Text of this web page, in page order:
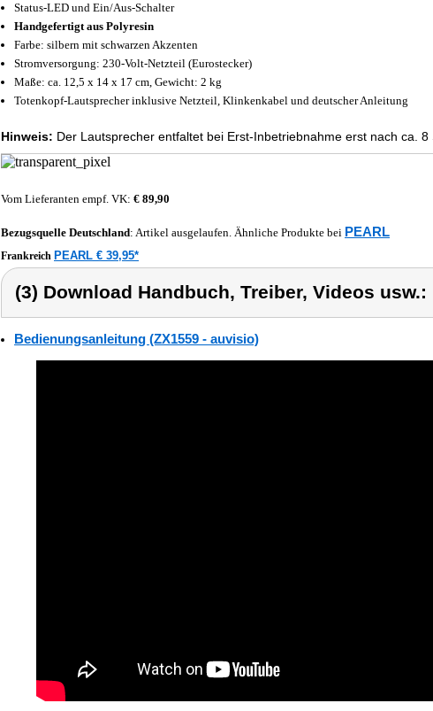
Status-LED und Ein/Aus-Schalter
Handgefertigt aus Polyresin
Farbe: silbern mit schwarzen Akzenten
Stromversorgung: 230-Volt-Netzteil (Eurostecker)
Maße: ca. 12,5 x 14 x 17 cm, Gewicht: 2 kg
Totenkopf-Lautsprecher inklusive Netzteil, Klinkenkabel und deutscher Anleitung
Hinweis: Der Lautsprecher entfaltet bei Erst-Inbetriebnahme erst nach ca.
Vom Lieferanten empf. VK: € 89,90
Bezugsquelle Deutschland: Artikel ausgelaufen. Ähnliche Produkte bei PEARL
Frankreich PEARL € 39,95*
(3) Download Handbuch, Treiber, Videos usw.:
Bedienungsanleitung (ZX1559 - auvisio)